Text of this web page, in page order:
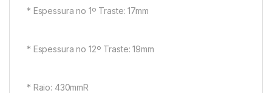
* Espessura no 1º Traste: 17mm
* Espessura no 12º Traste: 19mm
* Raio: 430mmR